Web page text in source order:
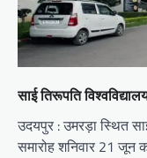
साई तिरूपति
उदयपुर : उमरड़ा स्थित
समारोह शनिवार 21 जून